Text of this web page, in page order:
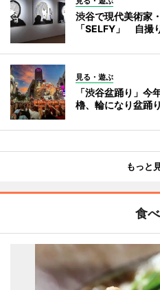
渋谷で現代美術家
「SELFY」 自撮
見る・遊ぶ
「渋谷盆踊り」
櫓、輪になり盆踊り
もっと
食